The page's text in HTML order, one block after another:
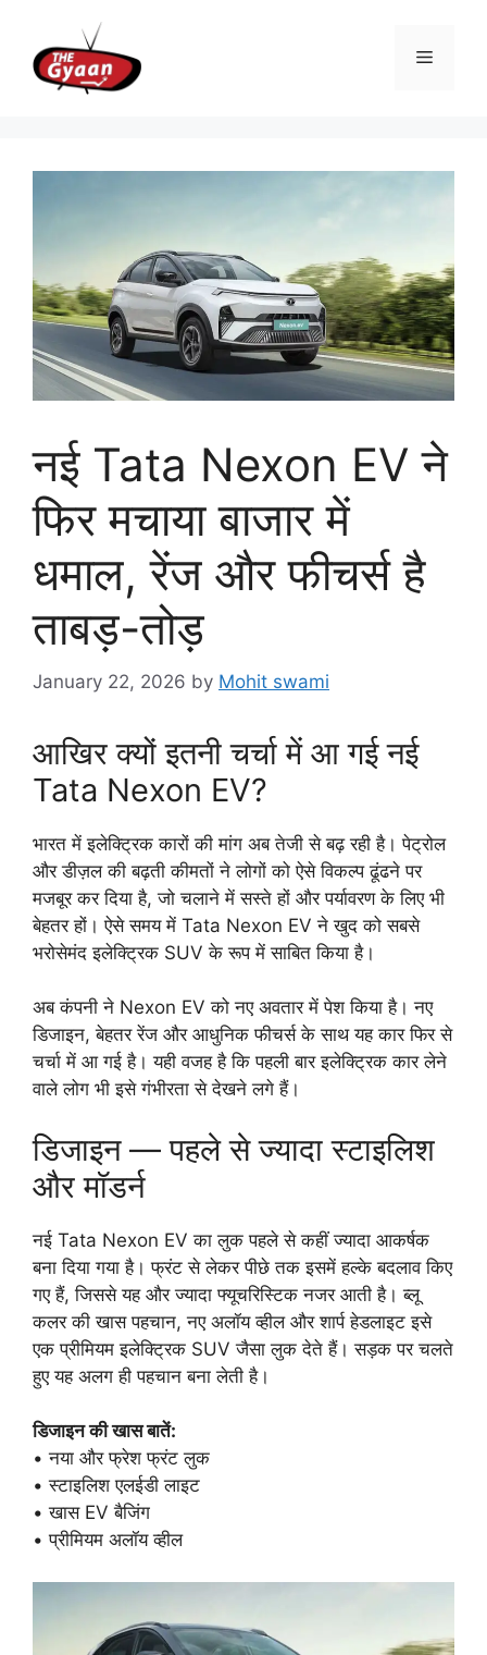
content
Menu
नई Tata Nexon EV ने
फिर मचाया बाजार में
धमाल, रेंज और फीचर्स है
ताबड़-तोड़
January 22, 2026 by Mohit swami
आखिर क्यों इतनी चर्चा में आ गई नई
Tata Nexon EV?
भारत में इलेक्ट्रिक कारों की मांग अब तेजी से बढ़ रही है। पेट्रोल
और डीज़ल की बढ़ती कीमतों ने लोगों को ऐसे विकल्प ढूंढने पर
मजबूर कर दिया है, जो चलाने में सस्ते हों और पर्यावरण के लिए भी
बेहतर हों। ऐसे समय में Tata Nexon EV ने खुद को सबसे
भरोसेमंद इलेक्ट्रिक SUV के रूप में साबित किया है।
अब कंपनी ने Nexon EV को नए अवतार में पेश किया है। नए
डिजाइन, बेहतर रेंज और आधुनिक फीचर्स के साथ यह कार फिर से
चर्चा में आ गई है। यही वजह है कि पहली बार इलेक्ट्रिक कार लेने
वाले लोग भी इसे गंभीरता से देखने लगे हैं।
डिजाइन — पहले से ज्यादा स्टाइलिश
और मॉडर्न
नई Tata Nexon EV का लुक पहले से कहीं ज्यादा आकर्षक
बना दिया गया है। फ्रंट से लेकर पीछे तक इसमें हल्के बदलाव किए
गए हैं, जिससे यह और ज्यादा फ्यूचरिस्टिक नजर आती है। ब्लू
कलर की खास पहचान, नए अलॉय व्हील और शार्प हेडलाइट इसे
एक प्रीमियम इलेक्ट्रिक SUV जैसा लुक देते हैं। सड़क पर चलते
हुए यह अलग ही पहचान बना लेती है।
डिजाइन की खास बातें:
• नया और फ्रेश फ्रंट लुक
• स्टाइलिश एलईडी लाइट
• खास EV बैजिंग
• प्रीमियम अलॉय व्हील